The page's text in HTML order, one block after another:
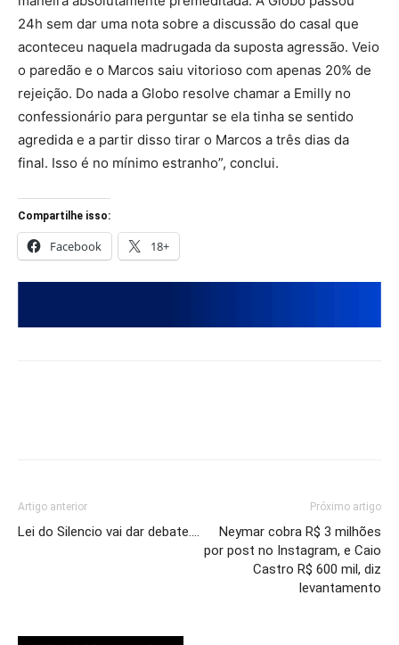
24h sem dar uma nota sobre a discussão do casal que
aconteceu naquela madrugada da suposta agressão. Veio
o paredão e o Marcos saiu vitorioso com apenas 20% de
rejeição. Do nada a Globo resolve chamar a Emilly no
confessionário para perguntar se ela tinha se sentido
agredida e a partir disso tirar o Marcos a três dias da
final. Isso é no mínimo estranho”, conclui.
Compartilhe isso:
Facebook 18+
Artigo anterior
Lei do Silencio vai dar debate….
Próximo artigo
Neymar cobra R$ 3 milhões
por post no Instagram, e Caio
Castro R$ 600 mil, diz
levantamento